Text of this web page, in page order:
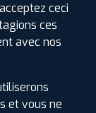
ceci
ces
avec nos
et vous ne